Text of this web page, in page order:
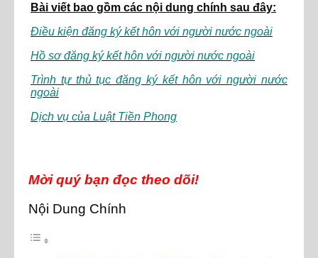
Bài viết bao gồm các nội dung chính sau đây:
Điều kiện đăng ký kết hôn với người nước ngoài
Hồ sơ đăng ký kết hôn với người nước ngoài
Trình tự thủ tục đăng ký kết hôn với người nước
ngoài
Dịch vụ của Luật Tiền Phong
Mời quý bạn đọc theo dõi!
Nội Dung Chính